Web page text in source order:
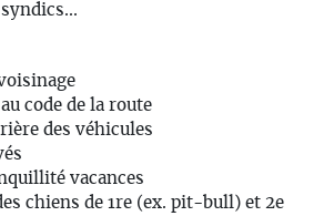
code de la route
des véhicules
vacances
chiens de 1re (ex. pit-bull) et 2e